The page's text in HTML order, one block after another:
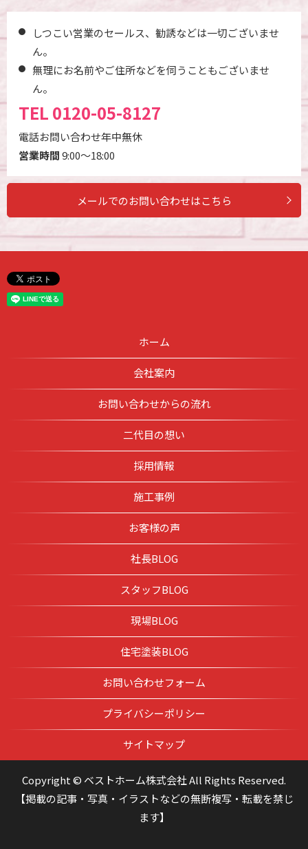
しつこい営業のセールス、勧誘などは一切ございませ
ん。
無理にお名前やご住所などを伺うこともございませ
ん。
TEL 0120-05-8127
電話お問い合わせ年中無休
営業時間9:00～18:00
メールでのお問い合わせはこちら
ホーム
会社案内
お問い合わせからの流れ
二代目の想い
採用情報
施工事例
お客様の声
社長BLOG
スタッフBLOG
現場BLOG
住宅塗装BLOG
お問い合わせフォーム
プライバシーポリシー
サイトマップ
Copyright © ベストホーム株式会社 All Rights Reserved.
【掲載の記事・写真・イラストなどの無断複写・転載を禁じ
ます】